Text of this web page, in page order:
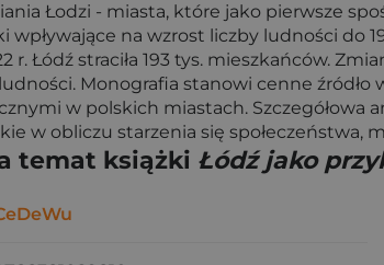
Łodzi - miasta, które jako pierwsze
na wzrost liczby ludności do
r. Łódź straciła 193 tys. mieszkańców.
Monografia stanowi cenne
w polskich miastach.
w obliczu starzenia się społeczeństwa,
temat książki Łódź jako